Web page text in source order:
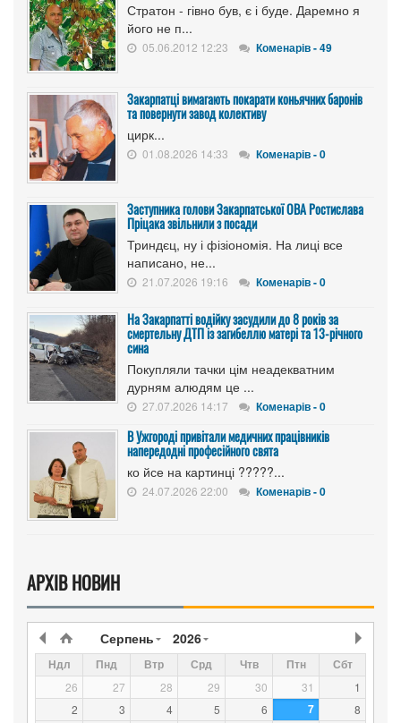
Стратон - гівно був, є і буде. Даремно я
його не п...
05.06.2012 12:23 Коменарів - 49
Закарпатці вимагають покарати коньячних баронів
та повернути завод колективу
цирк...
01.08.2026 14:33 Коменарів - 0
Заступника голови Закарпатської ОВА Ростислава
Пріцака звільнили з посади
Триндєц, ну і фізіономія. На лиці все
написано, не...
21.07.2026 19:16 Коменарів - 0
На Закарпатті водійку засудили до 8 років за
смертельну ДТП із загибеллю матері та 13-річного
сина
Покупляли тачки цім неадекватним
дурням алюдям це ...
27.07.2026 14:17 Коменарів - 0
В Ужгороді привітали медичних працівників
напередодні професійного свята
ко йсе на картинці ?????...
24.07.2026 22:00 Коменарів - 0
АРХІВ НОВИН
Серпень 2026
Ндл Пнд Втр Срд Чтв Птн Сбт
26 27 28 29 30 31
1
2
3 4 5 6 7
8